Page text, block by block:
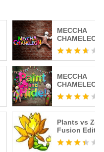
MECCHA
CHAMELEON
MECCHA
CHAMELEON
Plants vs
Fusion